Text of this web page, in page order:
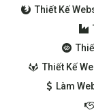
Thiết Kế
Thiết Kế
Làm